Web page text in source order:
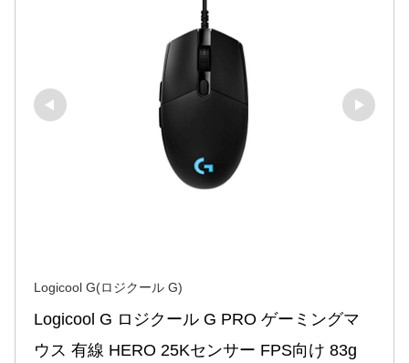
Logicool G(ロジクール G)
Logicool G ロジクール G PRO ゲーミングマ
ウス 有線 HERO 25Kセンサー FPS向け 83g